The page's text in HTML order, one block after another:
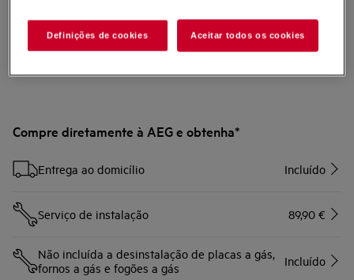
As instruções e avisos de segurança de acordo com o
regulamento da UE 2023/988 estão listados nos capítulos I e II do
manual do utilizador. Para uma utilização segura do produto, leia o
Compre diretamente à AEG e obtenha*
Entrega ao domicílio Incluído
Serviço de instalação 89,90 €
Não incluída a desinstalação de placas a gás,
fornos a gás e fogões a gás
Incluído
Definições de cookies Aceitar todos os cookies